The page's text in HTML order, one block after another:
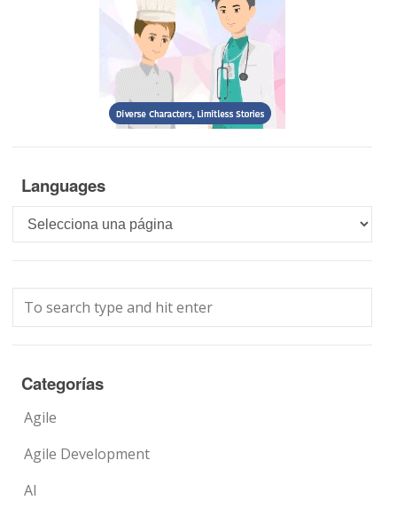
Languages
Languages
Categorías
Agile
Agile Development
AI